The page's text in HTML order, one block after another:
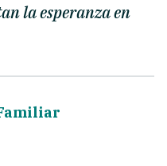
la esperanza en